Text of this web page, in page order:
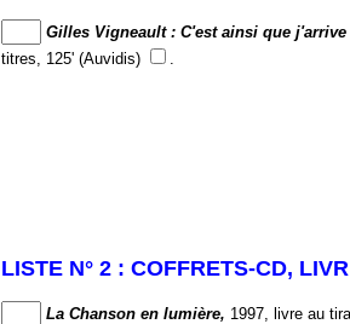
Gilles Vigneault : C'est ainsi que
titres, 125' (Auvidis)
.
LISTE N° 2 : COFFRETS-CD,
La Chanson en lumière, 1997, livre au